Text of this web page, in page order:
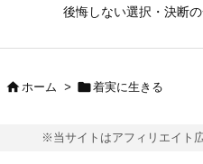
後悔しない選択・決断
 ホーム > 着実に生きる
※当サイトはアフィリエイト